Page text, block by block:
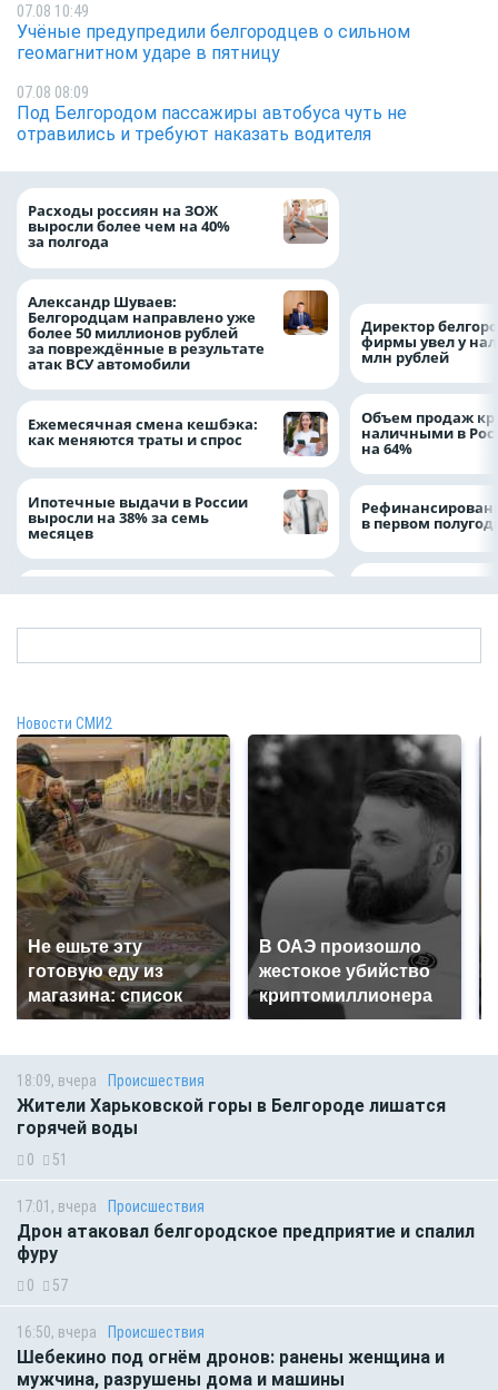
07.08 10:49
Учёные предупредили белгородцев о сильном
геомагнитном ударе в пятницу
07.08 08:09
Под Белгородом пассажиры автобуса чуть не
отравились и требуют наказать водителя
Расходы россиян на ЗОЖ
выросли более чем на 40%
за полгода
Александр Шуваев:
Белгородцам направлено уже
более 50 миллионов рублей
за повреждённые в результате
атак ВСУ автомобили
Ежемесячная смена кешбэка:
как меняются траты и спрос
Ипотечные выдачи в России
выросли на 38% за семь
месяцев
Директор
фирмы увел у
млн рублей
Объем продаж
наличными в
на 64%
в первом
Новости СМИ2
Не ешьте эту
готовую еду из
магазина: список
В ОАЭ произошло
жестокое убийство
криптомиллионера
18:09, вчера Происшествия
Жители Харьковской горы в Белгороде лишатся
горячей воды
0 51
17:01, вчера Происшествия
Дрон атаковал белгородское предприятие и спалил
фуру
0 57
16:50, вчера Происшествия
Шебекино под огнём дронов: ранены женщина и
мужчина, разрушены дома и машины